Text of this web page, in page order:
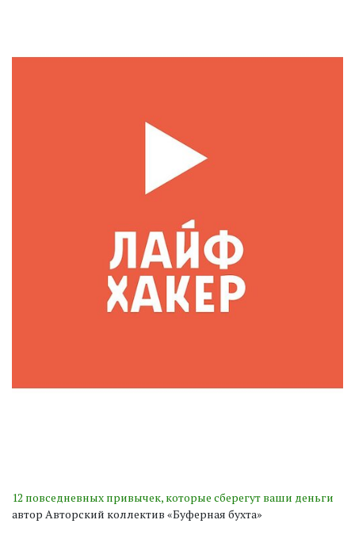
12 повседневных привычек, которые сберегут ваши деньги
автор Авторский коллектив «Буферная бухта»